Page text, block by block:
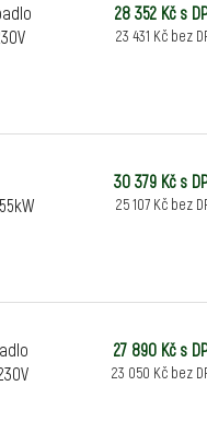
28 352 Kč s
23 431 Kč bez
30 379 Kč s
25 107 Kč bez
27 890 Kč s
23 050 Kč bez